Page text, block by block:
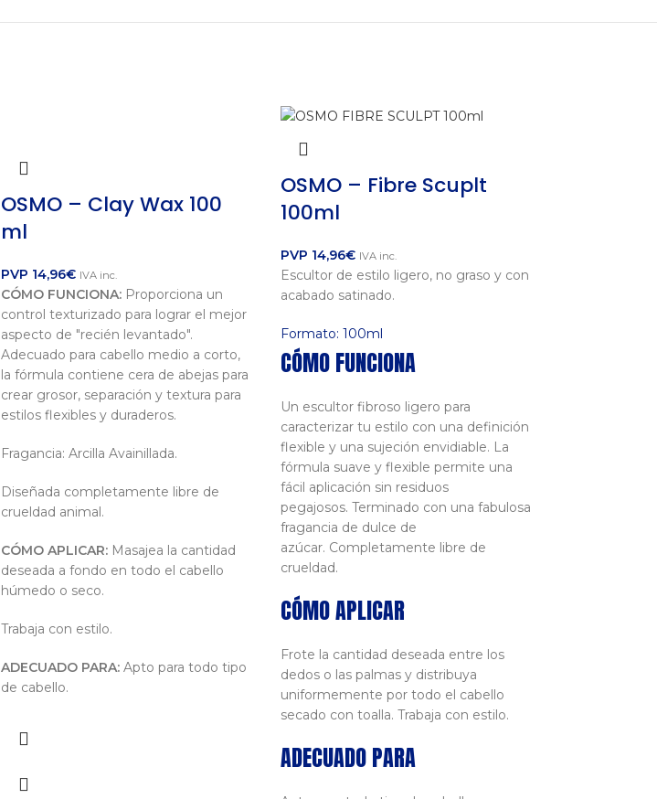
OSMO – Clay Wax 100
ml
PVP 14,96€ IVA inc.
CÓMO FUNCIONA: Proporciona un
control texturizado para lograr el mejor
aspecto de "recién levantado".
Adecuado para cabello medio a corto,
la fórmula contiene cera de abejas para
crear grosor, separación y textura para
estilos flexibles y duraderos.
Fragancia: Arcilla Avainillada.
Diseñada completamente libre de
crueldad animal.
CÓMO APLICAR: Masajea la cantidad
deseada a fondo en todo el cabello
húmedo o seco.
Trabaja con estilo.
ADECUADO PARA: Apto para todo tipo
de cabello.
OSMO – Fibre Scuplt
100ml
PVP 14,96€ IVA inc.
Escultor de estilo ligero, no graso y con
acabado satinado.
Formato: 100ml
CÓMO FUNCIONA
Un escultor fibroso ligero para
caracterizar tu estilo con una definición
flexible y una sujeción envidiable. La
fórmula suave y flexible permite una
fácil aplicación sin residuos
pegajosos. Terminado con una fabulosa
fragancia de dulce de
azúcar. Completamente libre de
crueldad.
CÓMO APLICAR
Frote la cantidad deseada entre los
dedos o las palmas y distribuya
uniformemente por todo el cabello
secado con toalla. Trabaja con estilo.
ADECUADO PARA